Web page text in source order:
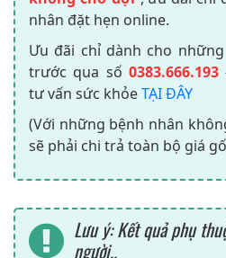
nhân đặt hẹn online.
Ưu đãi chỉ dành cho
trước qua số 0383.666.193
tư vấn sức khỏeTẠI ĐÂY
(Với những bệnh nhân
sẽ phải chi trả toàn bộ giá
Lưu ý: Kết quả phụ
người..